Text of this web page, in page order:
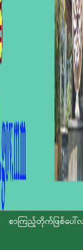
စာကြည့်တိုက်ဖြစ်ပေါ်